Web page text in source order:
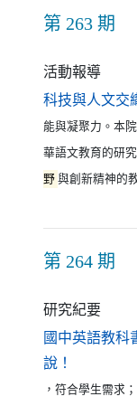
第 263 期
活動報導
科技與人文交
能與凝聚力。本
華語文教育的研
野 與創新精神的
第 264 期
研究紀要
國中英語教科
說！
，符合學生需求